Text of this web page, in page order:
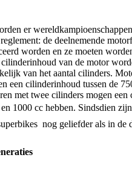
er
de deelnemende
worden en ze moeten
cilinderinhoud van de motor
van het aantal cilinders.
een cilinderinhoud tussen de
met twee cilinders mogen
1000 cc hebben. Sindsdien zijn
 nog geliefder als in de